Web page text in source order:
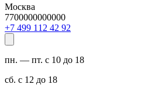
Москва
7700000000000
29 24 211 994 7+
пн. — пт. с 10 до 18
сб. с 12 до 18